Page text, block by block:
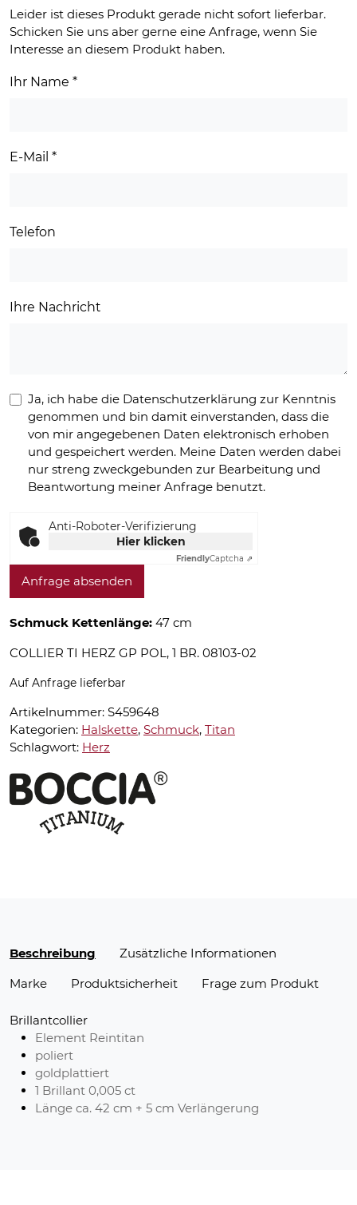
Leider ist dieses Produkt gerade nicht sofort lieferbar.
Schicken Sie uns aber gerne eine Anfrage, wenn Sie
Interesse an diesem Produkt haben.
Ihr Name *
E-Mail *
Telefon
Ihre Nachricht
Ja, ich habe die Datenschutzerklärung zur Kenntnis
genommen und bin damit einverstanden, dass die
von mir angegebenen Daten elektronisch erhoben
und gespeichert werden. Meine Daten werden dabei
nur streng zweckgebunden zur Bearbeitung und
Beantwortung meiner Anfrage benutzt.
Anti-Roboter-Verifizierung
Hier klicken
FriendlyCaptcha ⇗
Anfrage absenden
Schmuck Kettenlänge: 47 cm
COLLIER TI HERZ GP POL, 1 BR. 08103-02
Auf Anfrage lieferbar
Artikelnummer: S459648
Kategorien: Halskette, Schmuck, Titan
Schlagwort: Herz
Beschreibung
Zusätzliche Informationen
Marke
Produktsicherheit Frage zum Produkt
Brillantcollier
Element Reintitan
poliert
goldplattiert
1 Brillant 0,005 ct
Länge ca. 42 cm + 5 cm Verlängerung